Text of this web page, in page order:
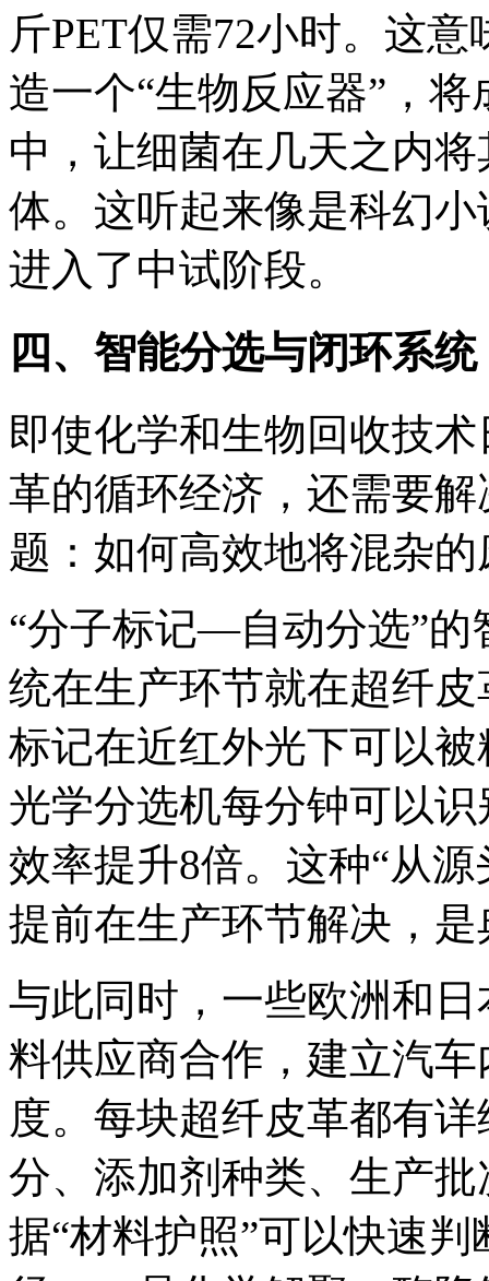
斤PET仅需72小时。这
造一个“生物反应器”，
中，让细菌在几天之内
体。这听起来像是科幻
进入了中试阶段。
四、智能分选与闭环系统
即使化学和生物回收技
革的循环经济，还需要
题：如何高效地将混杂
“分子标记—自动分选”的
统在生产环节就在超纤
标记在近红外光下可以
光学分选机每分钟可以
效率提升8倍。这种“从
提前在生产环节解决，
与此同时，一些欧洲和
料供应商合作，建立汽
度。每块超纤皮革都有
分、添加剂种类、生产
据“材料护照”可以快速